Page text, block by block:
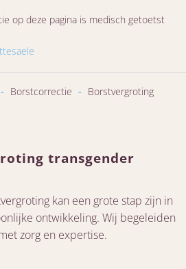
op deze pagina is medisch getoetst
- Borstcorrectie - Borstvergroting
transgender
kan een grote stap zijn in
ontwikkeling. Wij begeleiden
zorg en expertise.